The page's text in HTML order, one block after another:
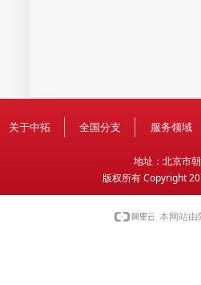
关于中拓 全国分支 服务领域
地址：北京市
版权所有 Copyright
本网站由